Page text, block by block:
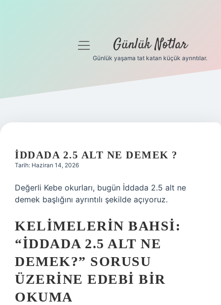
Gizlilik Politikası
Yasal Uyarı
menüyü
Günlük Notlar
Günlük yaşama tat katan küçük ayrıntılar.
İDDADA 2.5 ALT NE DEMEK ?
Tarih: Haziran 14, 2026
Değerli Kebe okurları, bugün İddada 2.5 alt ne
demek başlığını ayrıntılı şekilde açıyoruz.
KELIMELERIN BAHSI:
“İDDADA 2.5 ALT NE
DEMEK?” SORUSU
ÜZERINE EDEBI BIR
OKUMA